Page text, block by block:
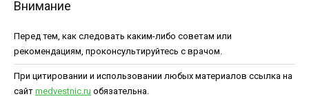
Внимание
Перед тем, как следовать каким-либо советам или
рекомендациям, проконсультируйтесь с врачом.
При цитировании и использовании любых материалов ссылка на
сайт medvestnic.ru обязательна.